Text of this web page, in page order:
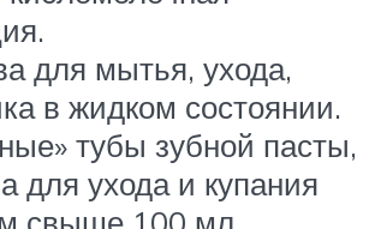
для мытья, ухода,
в жидком состоянии.
тубы зубной пасты,
для ухода и купания